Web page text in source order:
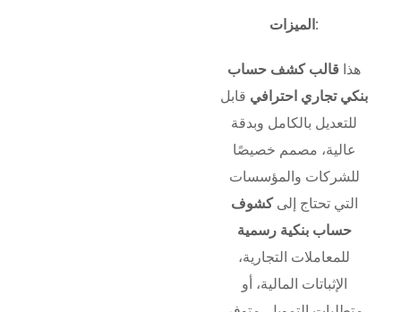
الميزات:
هذا قالب كشف حساب
بنكي تجاري احترافي قابل
للتعديل بالكامل وبدقة
عالية، مصمم خصيصًا
للشركات والمؤسسات
التي تحتاج إلىكشوف
حساب بنكية رسمية
للمعاملات التجارية،
الإثباتات المالية، أو